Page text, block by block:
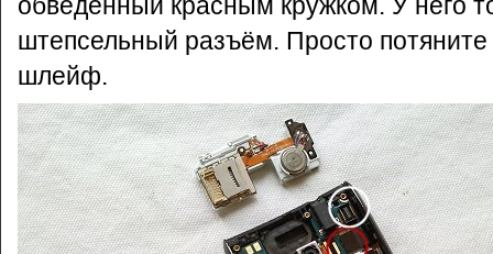
штепсельный разъём. Просто потяните
шлейф.